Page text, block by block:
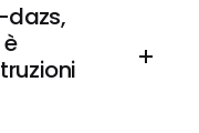
dazs,